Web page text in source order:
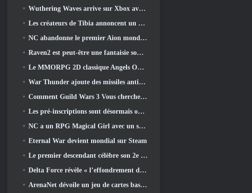
Wuthering Waves arrive sur Xbox avec la version 3.5 Mise à jour
Les créateurs de Tibia annoncent un nouveau test du MMORPG Zombie à l'ancienne, Persister en ligne
NC abandonne le premier Aion mondial 2 Vidéo des développeurs, Partager des détails sur le jeu
Raven2 est peut-être une fantaisie sombre, Mais cela n’arrête pas les plaisirs de l’été
Le MMORPG 2D classique Angels Online est lancé aujourd'hui dans le monde entier
War Thunder ajoute des missiles anti-radiations et une mesure de soutien électronique dans la mise à jour de la cavalerie lourde
Comment Guild Wars 3 Vous cherchez peut-être à innover dans l’espace MMO
Les pré-inscriptions sont désormais ouvertes pour le MIRESI de Smilegate: Un avenir invisible
NC a un RPG Magical Girl avec un style artistique inspiré de l’anime des années 90 en préparation
Eternal War devient mondial sur Steam
Le premier descendant célèbre son 2e anniversaire avec Descendant Fest 2026 Flux
Delta Force révèle « l’effondrement de la saison », annonce la collaboration Rainbow Six Siege
ArenaNet dévoile un jeu de cartes basé sur Guild Wars, Lié par la brume